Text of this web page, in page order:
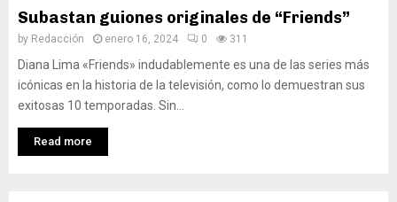
Subastan guiones originales de “Friends”
by Redacción enero 16, 2024 0 311
Diana Lima «Friends» indudablemente es una de las series más
icónicas en la historia de la televisión, como lo demuestran sus
exitosas 10 temporadas. Sin...
Read more